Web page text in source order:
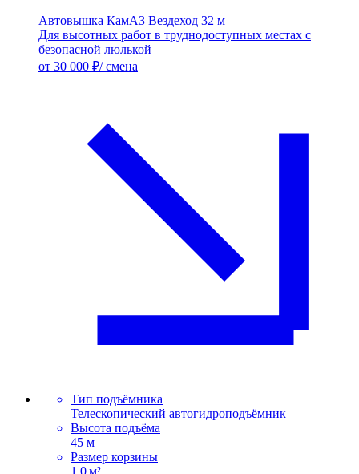
Автовышка КамАЗ Вездеход 32 м
Для высотных работ в труднодоступных местах с
безопасной люлькой
от 30 000 ₽/ смена
Тип подъёмника
Телескопический автогидроподъёмник
Высота подъёма
45 м
Размер корзины
1,0 м²